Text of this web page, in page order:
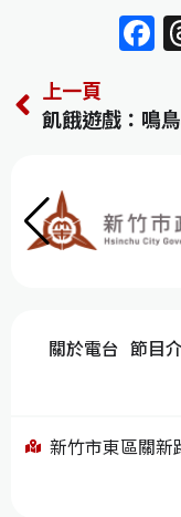
F
a
c
e
o
o
上一頁
關於電台 節目
新竹市東區關新